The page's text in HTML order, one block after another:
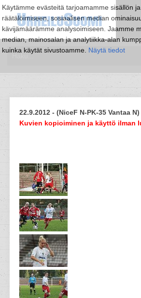
Käytämme evästeitä tarjoamamme sisällön
räätälöimiseen, sosiaalisen median
kävijämäärämme analysoimiseen. Jaamme
median, mainosalan ja analytiikka-alan
kuinka käytät sivustoamme. Näytä tiedot
22.9.2012 - (NiceF N-PK-35 Vantaa
Kuvien kopioiminen ja käyttö ilman